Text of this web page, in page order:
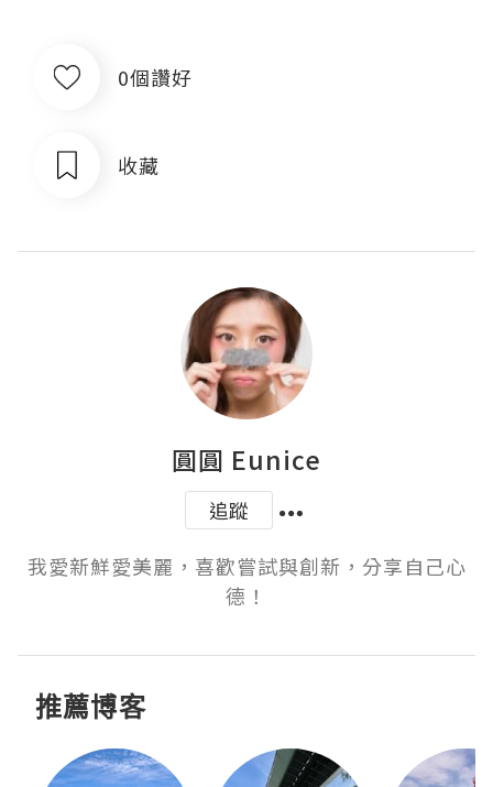
0個讚好
收藏
圓圓 Eunice
追蹤
我愛新鮮愛美麗，喜歡嘗試與創新，分享自己心
德！
推薦博客